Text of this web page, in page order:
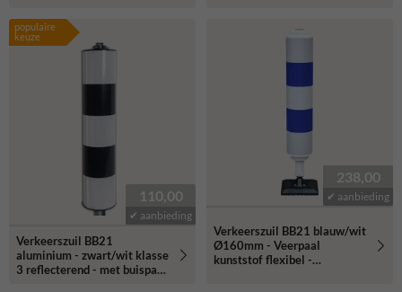
populaire
keuze
110,00
✔ aanbieding
Verkeerszuil BB21
aluminium - zwart/wit klasse
3 reflecterend - met buispaal
238,00
✔ aanbieding
Verkeerszuil BB21 blauw/wit
Ø160mm - Veerpaal
kunststof flexibel -